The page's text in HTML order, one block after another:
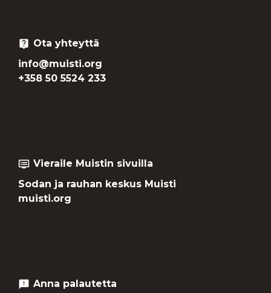
live_help Ota yhteyttä
info@muisti.org
+358 50 5524 233
dvr Vieraile Muistin sivuilla
Sodan ja rauhan keskus Muisti
muisti.org
feedback Anna palautetta